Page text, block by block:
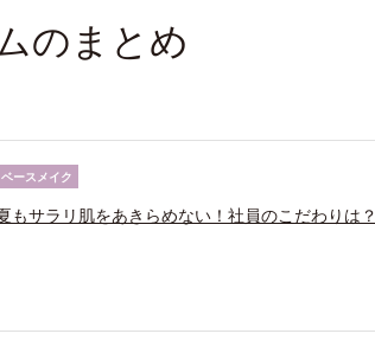
のまとめ
ベースメイク
もサラリ肌をあきらめない！社員のこだわりは？